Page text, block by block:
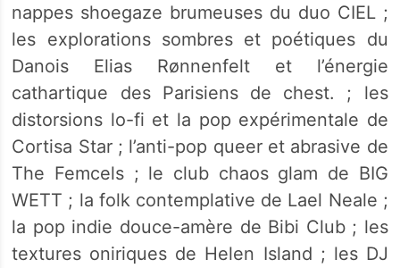
nappes shoegaze brumeuses du duo CIEL ;
les explorations sombres et poétiques du
Danois Elias Rønnenfelt et l’énergie
cathartique des Parisiens de chest. ; les
distorsions lo-fi et la pop expérimentale de
Cortisa Star ; l’anti-pop queer et abrasive de
The Femcels ; le club chaos glam de BIG
WETT ; la folk contemplative de Lael Neale ;
la pop indie douce-amère de Bibi Club ; les
textures oniriques de Helen Island ; les DJ